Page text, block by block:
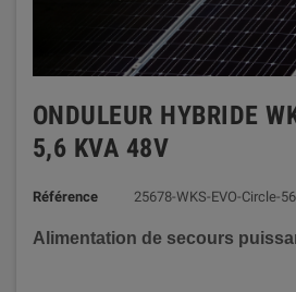
ONDULEUR HYBRIDE
5,6 KVA 48V
Référence 25678-WKS-EVO-Circle-
Alimentation de secours